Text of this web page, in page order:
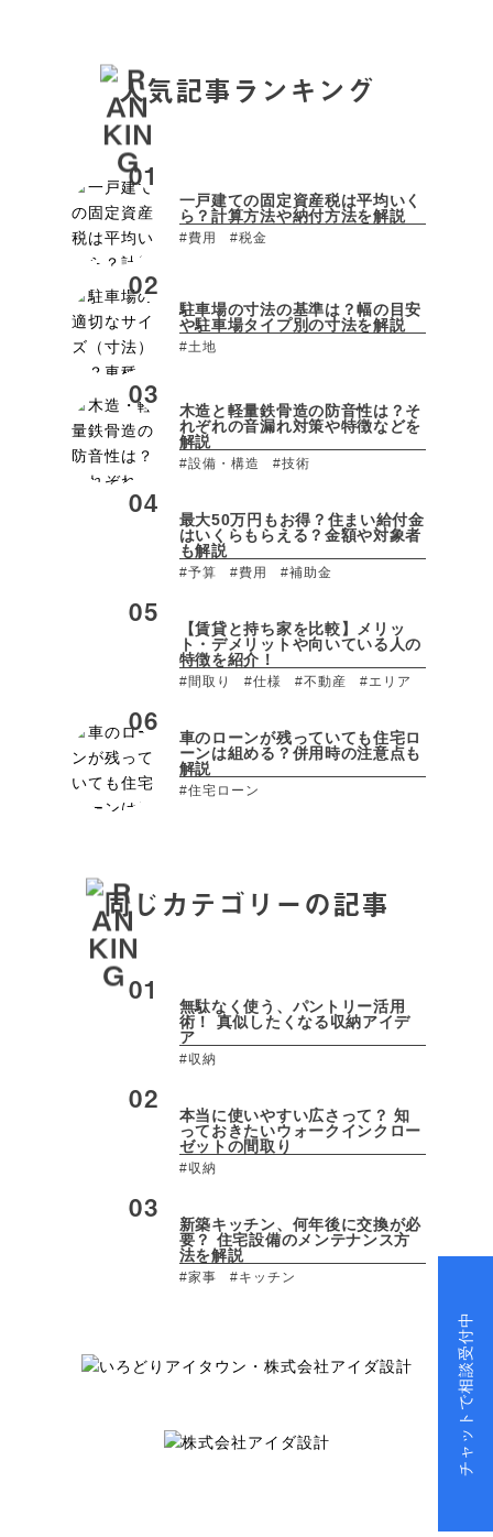
人気記事ランキング
一戸建ての固定資産税は平均いく
ら？計算方法や納付方法を解説
#費用 #税金
駐車場の寸法の基準は？幅の目安
や駐車場タイプ別の寸法を解説
#土地
木造と軽量鉄骨造の防音性は？そ
れぞれの音漏れ対策や特徴などを
解説
#設備・構造 #技術
最大50万円もお得？住まい給付金
はいくらもらえる？金額や対象者
も解説
#予算 #費用 #補助金
【賃貸と持ち家を比較】メリッ
ト・デメリットや向いている人の
特徴を紹介！
#間取り #仕様 #不動産 #エリア
車のローンが残っていても住宅ロ
ーンは組める？併用時の注意点も
解説
#住宅ローン
同じカテゴリーの記事
無駄なく使う、パントリー活用
術！ 真似したくなる収納アイデ
ア
#収納
本当に使いやすい広さって？ 知
っておきたいウォークインクロー
ゼットの間取り
#収納
新築キッチン、何年後に交換が必
要？ 住宅設備のメンテナンス方
法を解説
#家事 #キッチン
チャットで相談受付中